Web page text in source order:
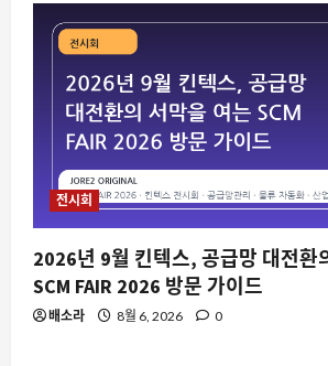
전시회
2026년 9월 킨텍스, 공급망 대전환
SCM FAIR 2026 방문 가이드
배소라 8월 6, 2026 0
4
스팀
이유와 데스크톱 레
8월 9, 2026
5
자동차
닛산이 중국 차를 베
으로 줄인 진짜 이유
8월 9, 2026 0
자동차